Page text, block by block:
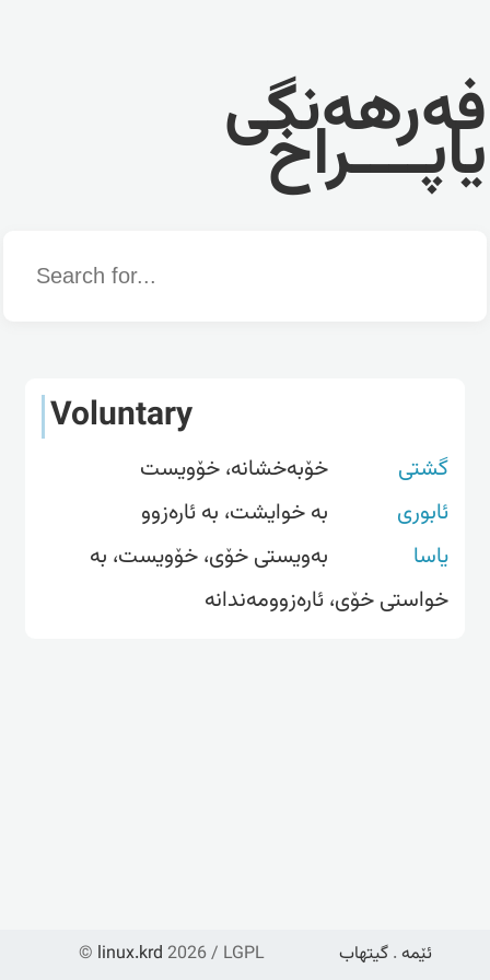
فەرهەنگی
یاپــــراخ
Word
Voluntary
گشتی
خۆبەخشانە، خۆویست
ئابوری
بە خوایشت، بە ئارەزوو
یاسا
بەویستی خۆی، خۆویست، بە
خواستی خۆی، ئارەزوومەندانە
© linux.krd 2026 / LGPL ئێمە . گیتهاب